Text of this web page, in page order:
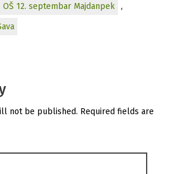
OŠ 12. septembar Majdanpek
,
not be published. Required fields are